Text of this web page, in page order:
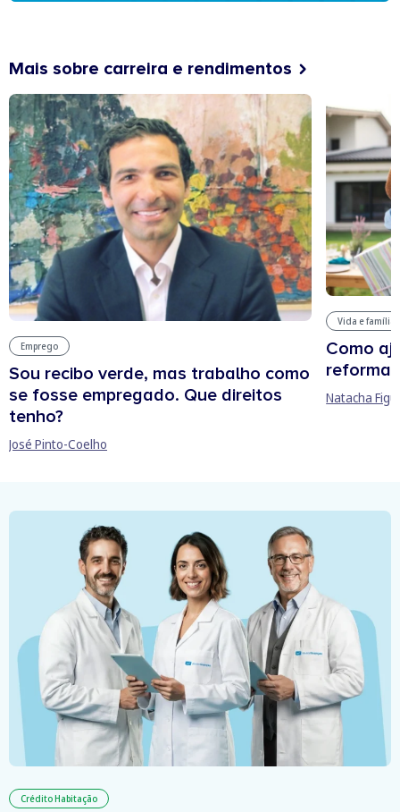
Mais sobre carreira e rendimentos
Emprego
Sou recibo verde, mas trabalho como
se fosse empregado. Que direitos
tenho?
José Pinto-Coelho
Vida e família
Como
reforma
Natacha
Crédito Habitação